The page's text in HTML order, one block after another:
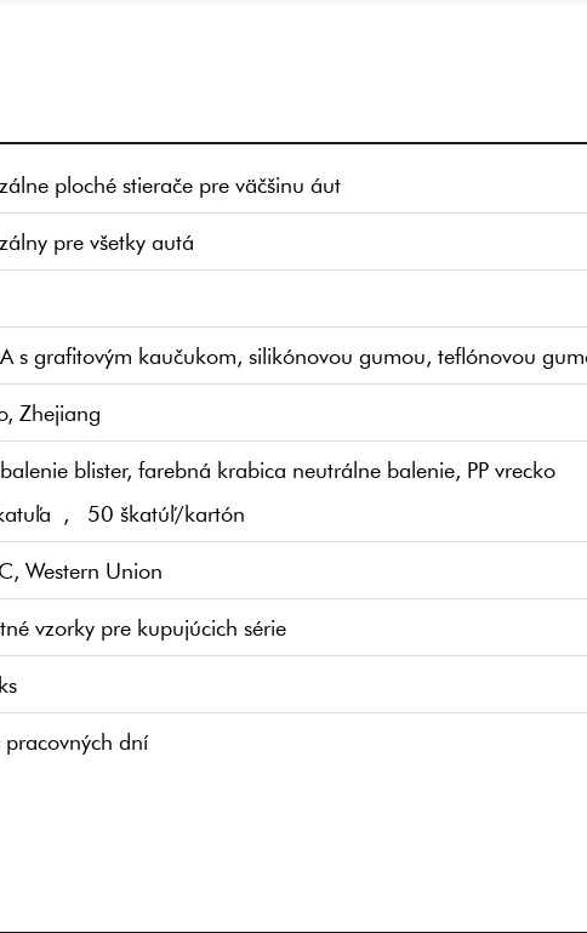
ploché stierače pre väčšinu áut
pre všetky autá
s grafitovým kaučukom, silikónovou gumou, teflónovou
Zhejiang
blister, farebná krabica neutrálne balenie, PP vrecko
, 50 škatúľ/kartón
Western Union
vzorky pre kupujúcich série
dní